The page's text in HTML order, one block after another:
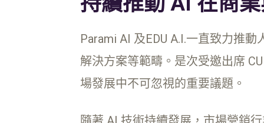
Parami AI 及EDU A.I.一直致力推
解決方案等範疇。是次受邀出席
場發展中不可忽視的重要議題。